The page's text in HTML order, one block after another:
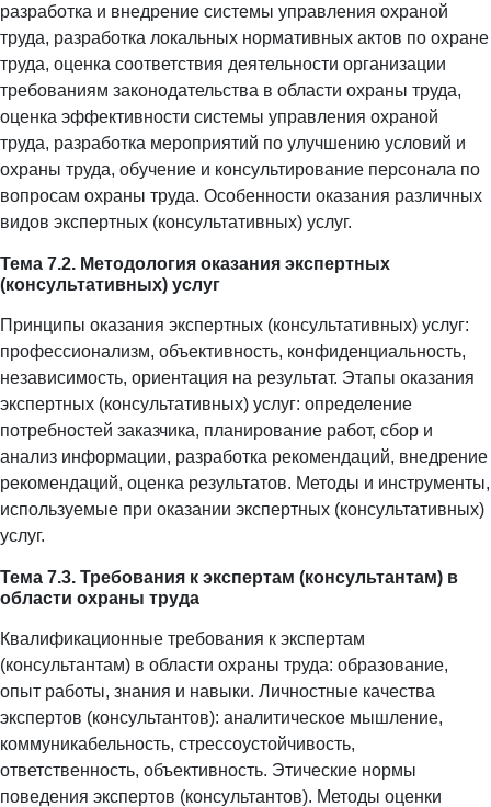
разработка и внедрение системы управления охраной
труда, разработка локальных нормативных актов по охране
труда, оценка соответствия деятельности организации
требованиям законодательства в области охраны труда,
оценка эффективности системы управления охраной
труда, разработка мероприятий по улучшению условий и
охраны труда, обучение и консультирование персонала по
вопросам охраны труда. Особенности оказания различных
видов экспертных (консультативных) услуг.
Тема 7.2. Методология оказания экспертных
(консультативных) услуг
Принципы оказания экспертных (консультативных) услуг:
профессионализм, объективность, конфиденциальность,
независимость, ориентация на результат. Этапы оказания
экспертных (консультативных) услуг: определение
потребностей заказчика, планирование работ, сбор и
анализ информации, разработка рекомендаций, внедрение
рекомендаций, оценка результатов. Методы и инструменты,
используемые при оказании экспертных (консультативных)
услуг.
Тема 7.3. Требования к экспертам (консультантам) в
области охраны труда
Квалификационные требования к экспертам
(консультантам) в области охраны труда: образование,
опыт работы, знания и навыки. Личностные качества
экспертов (консультантов): аналитическое мышление,
коммуникабельность, стрессоустойчивость,
ответственность, объективность. Этические нормы
поведения экспертов (консультантов). Методы оценки